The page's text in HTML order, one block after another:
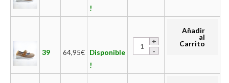
!
39 64,95€ Disponible
!
Añadir
al
Carrito